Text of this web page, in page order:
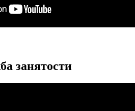
занятости